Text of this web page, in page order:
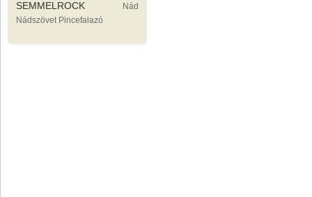
SEMMELROCK
Nád
Nádszövet Pincefalazó